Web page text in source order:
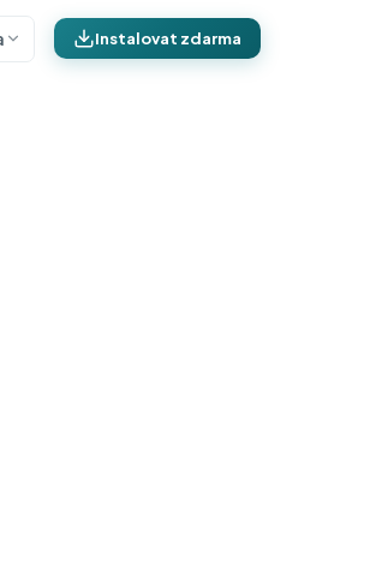
Instalovat zdarma